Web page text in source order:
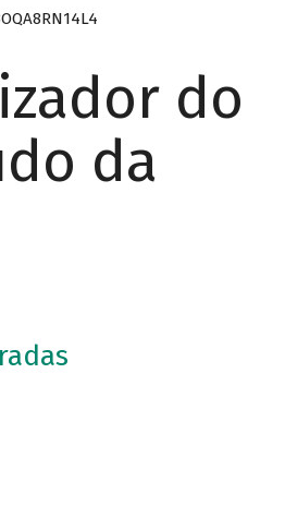
do
da